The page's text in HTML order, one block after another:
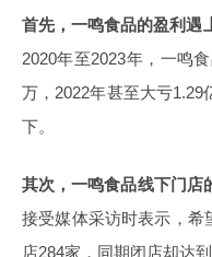
首先，一鸣食品的盈利遇
2020年至2023年，一鸣
万，2022年甚至大亏
下。
其次，一鸣食品线下门店
接受媒体采访时表示，希
店284家，同期闭店却达